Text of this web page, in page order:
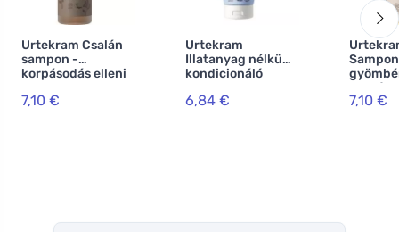
Urtekram Csalán
sampon -
korpásodás elleni
7,10 €
Urtekram
Illatanyag nélküli
kondicionáló
6,84 € 7,10 €